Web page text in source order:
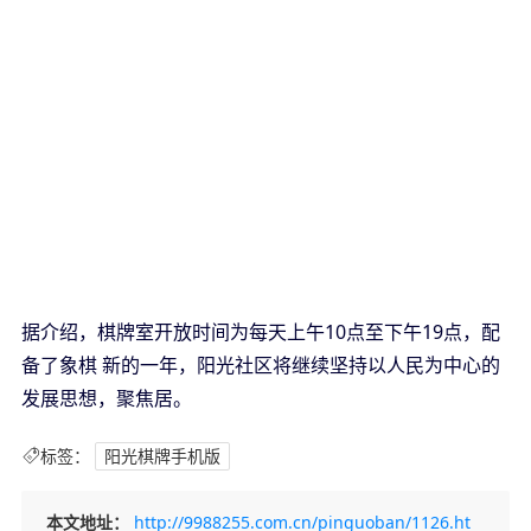
据介绍，棋牌室开放时间为每天上午10点至下午19点，配
备了象棋 新的一年，阳光社区将继续坚持以人民为中心的
发展思想，聚焦居。
标签： 阳光棋牌手机版
本文地址： http://9988255.com.cn/pinguoban/1126.ht